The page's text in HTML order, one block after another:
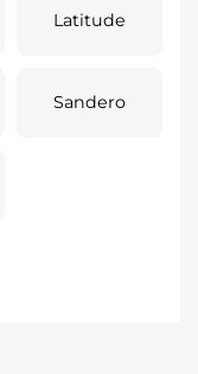
Latitude
Sandero